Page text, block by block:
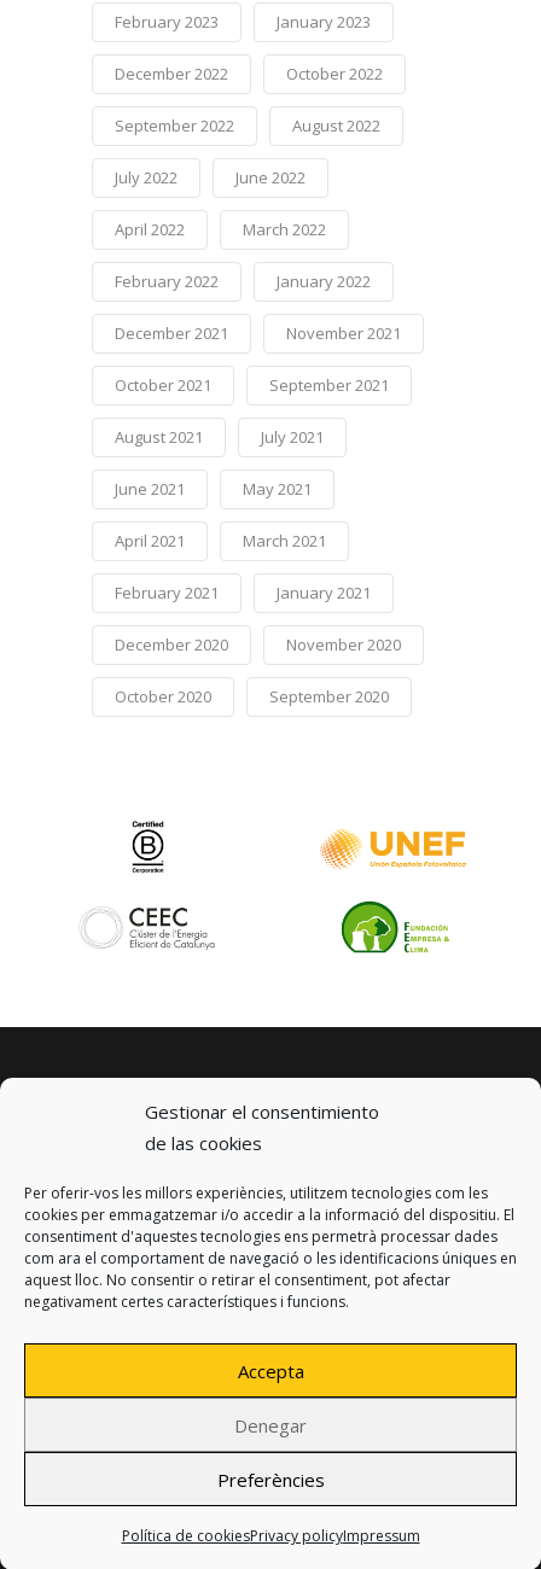
Gestionar el consentimiento
de las cookies
Per oferir-vos les millors experiències, utilitzem tecnologies com les
cookies per emmagatzemar i/o accedir a la informació del dispositiu. El
consentiment d'aquestes tecnologies ens permetrà processar dades
com ara el comportament de navegació o les identificacions úniques en
aquest lloc. No consentir o retirar el consentiment, pot afectar
negativament certes característiques i funcions.
Accepta
Denegar
Preferències
Política de cookiesPrivacy policyImpressum
February 2023 January 2023
December 2022 October 2022
September 2022 August 2022
July 2022 June 2022
April 2022 March 2022
February 2022 January 2022
December 2021 November 2021
October 2021 September 2021
August 2021 July 2021
June 2021 May 2021
April 2021 March 2021
February 2021 January 2021
December 2020 November 2020
October 2020 September 2020
© 2023 km0 Energy
Carrer Baldrich 222-226
08223 Terrassa, Barcelona
info@km0.energy
Privacy policy
Legal notice
Cookies policy
Design:Produccions Planetàries